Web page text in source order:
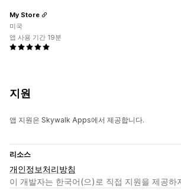
My Store
미국
앱 사용 기간 19분
지원
앱 지원은 Skywalk Apps에서 제공합니다.
리소스
개인정보처리방침
이 개발자는 한국어(으)로 직접 지원을 제공하